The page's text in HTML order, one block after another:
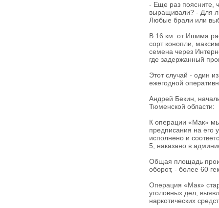
- Еще раз поясните,
выращивали? - Для
Любые брали или
В 16 км. от Ишима
сорт конопли,
семена через
где задержанный
Этот случай - один
ежегодной
Андрей Бекин,
Тюменской области:
К операции «Мак»
предписания на его
исполнено и
5, наказано в
Общая площадь
оборот, - более 60
Операция «Мак»
уголовных дел,
наркотических